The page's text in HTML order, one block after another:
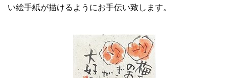
い絵手紙が描けるようにお手伝い致します。